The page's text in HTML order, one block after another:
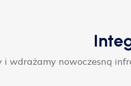
i wdrażamy nowoczesną